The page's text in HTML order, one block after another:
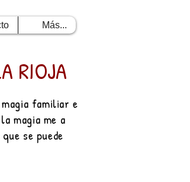
Más...
RIOJA
familiar e
magia me a
se puede